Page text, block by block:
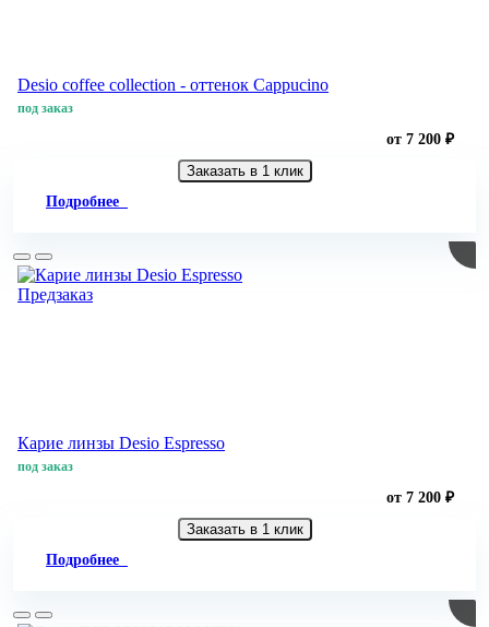
Desio coffee collection - оттенок Cappucino
под заказ
от 7 200 ₽
Заказать в 1 клик
Подробнее
Предзаказ
Карие линзы Desio Espresso
под заказ
от 7 200 ₽
Заказать в 1 клик
Подробнее